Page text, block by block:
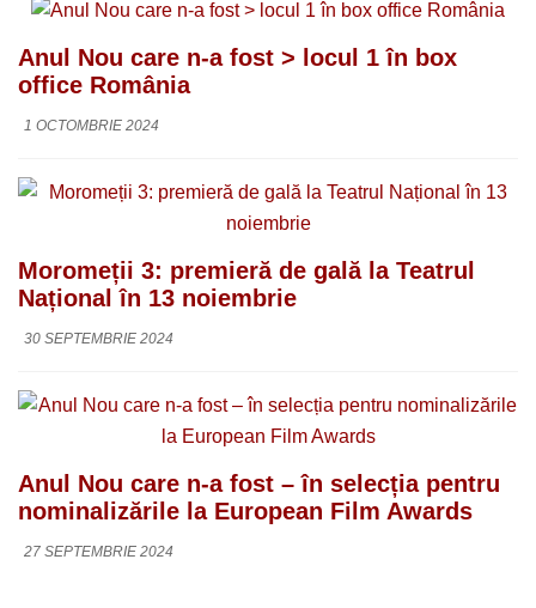
Anul Nou care n-a fost > locul 1 în box
office România
1 OCTOMBRIE 2024
Moromeții 3: premieră de gală la Teatrul
Național în 13 noiembrie
30 SEPTEMBRIE 2024
Anul Nou care n-a fost – în selecția pentru
nominalizările la European Film Awards
27 SEPTEMBRIE 2024